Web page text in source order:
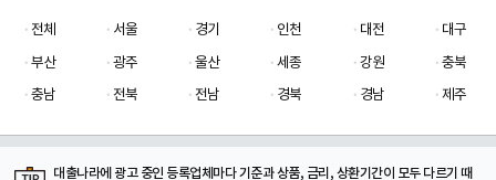
전체 서울 경기 인천 대전
대구
부산
광주 울산 세종 강원
충북
충남
전북 전남 경북 경남 제주
대출나라에 광고 중인 등록업체마다 기준과 상품, 금리, 상환기간이 모두 다르기 때